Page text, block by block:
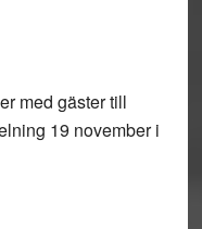
med gäster till
19 november i